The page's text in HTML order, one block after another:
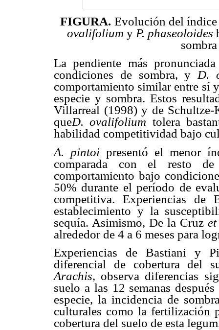
FIGURA. Evolución del índice
ovalifolium y P. phaseoloides
La pendiente más
condiciones de sombra, y D.
comportamiento similar entre sí
especie y sombra. Estos
Villarreal (1998) y de Schultze-
queD. ovalifolium tolera
habilidad competitividad bajo
A. pintoi presentó el menor
comparada con el resto de
comportamiento bajo
50% durante el período de
competitiva. Experiencias de
establecimiento y la
sequía. Asimismo, De la Cruz
alrededor de 4 a 6 meses para
Experiencias de Bastiani y
diferencial de cobertura del
Arachis, observa diferencias
suelo a las 12 semanas
especie, la incidencia de
culturales como la fertilización
cobertura del suelo de esta